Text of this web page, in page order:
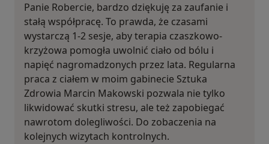
Panie Robercie, bardzo dziękuję za zaufanie i
stałą współpracę. To prawda, że czasami
wystarczą 1-2 sesje, aby terapia czaszkowo-
krzyżowa pomogła uwolnić ciało od bólu i
napięć nagromadzonych przez lata. Regularna
praca z ciałem w moim gabinecie Sztuka
Zdrowia Marcin Makowski pozwala nie tylko
likwidować skutki stresu, ale też zapobiegać
nawrotom dolegliwości. Do zobaczenia na
kolejnych wizytach kontrolnych.